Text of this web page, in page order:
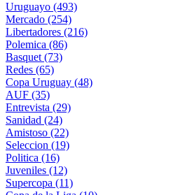
Uruguayo (493)
Mercado (254)
Libertadores (216)
Polemica (86)
Basquet (73)
Redes (65)
Copa Uruguay (48)
AUF (35)
Entrevista (29)
Sanidad (24)
Amistoso (22)
Seleccion (19)
Politica (16)
Juveniles (12)
Supercopa (11)